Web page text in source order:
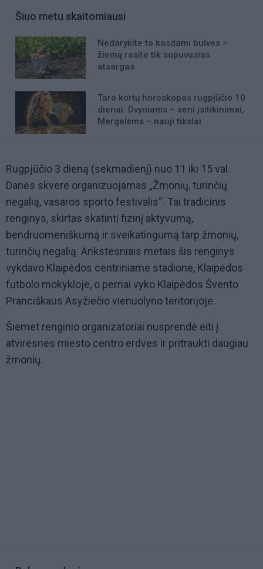
Šiuo metu skaitomiausi
Nedarykite to kasdami bulves –
žiemą rasite tik supuvusias
atsargas
Taro kortų horoskopas rugpjūčio 10
dienai: Dvyniams – seni įsitikinimai,
Mergelėms – nauji tikslai
Rugpjūčio 3 dieną (sekmadienį) nuo 11 iki 15 val.
Danės skvere organizuojamas „Žmonių, turinčių
negalią, vasaros sporto festivalis“. Tai tradicinis
renginys, skirtas skatinti fizinį aktyvumą,
bendruomeniškumą ir sveikatingumą tarp žmonių,
turinčių negalią. Ankstesniais metais šis renginys
vykdavo Klaipėdos centriniame stadione, Klaipėdos
futbolo mokykloje, o pernai vyko Klaipėdos Švento
Pranciškaus Asyžiečio vienuolyno teritorijoje.
Šiemet renginio organizatoriai nusprendė eiti į
atviresnes miesto centro erdves ir pritraukti daugiau
žmonių.